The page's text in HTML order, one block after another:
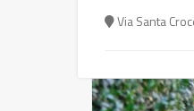
Via Santa